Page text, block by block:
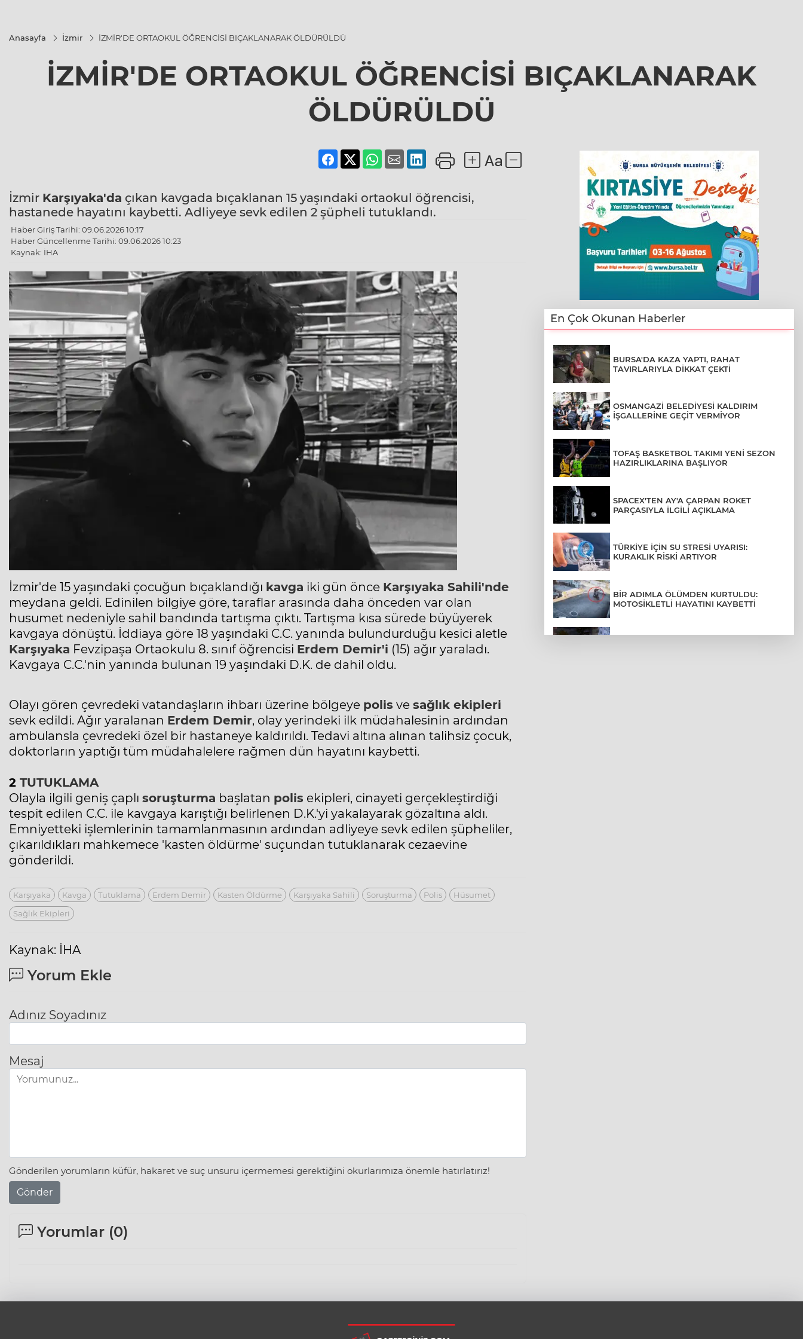
Anasayfa İzmir İZMİR'DE ORTAOKUL ÖĞRENCİSİ BIÇAKLANARAK ÖLDÜRÜLDÜ
İZMİR'DE ORTAOKUL ÖĞRENCİSİ BIÇAKLANARAK
ÖLDÜRÜLDÜ
İzmir Karşıyaka'da çıkan kavgada bıçaklanan 15 yaşındaki ortaokul öğrencisi,
hastanede hayatını kaybetti. Adliyeye sevk edilen 2 şüpheli tutuklandı.
Haber Giriş Tarihi: 09.06.2026 10:17
Haber Güncellenme Tarihi: 09.06.2026 10:23
Kaynak: İHA
İzmir'de 15 yaşındaki çocuğun bıçaklandığı kavga iki gün önce Karşıyaka Sahili'nde
meydana geldi. Edinilen bilgiye göre, taraflar arasında daha önceden var olan
husumet nedeniyle sahil bandında tartışma çıktı. Tartışma kısa sürede büyüyerek
kavgaya dönüştü. İddiaya göre 18 yaşındaki C.C. yanında bulundurduğu kesici aletle
Karşıyaka Fevzipaşa Ortaokulu 8. sınıf öğrencisi Erdem Demir'i (15) ağır yaraladı.
Kavgaya C.C.'nin yanında bulunan 19 yaşındaki D.K. de dahil oldu.
Olayı gören çevredeki vatandaşların ihbarı üzerine bölgeye polis ve sağlık ekipleri
sevk edildi. Ağır yaralanan Erdem Demir, olay yerindeki ilk müdahalesinin ardından
ambulansla çevredeki özel bir hastaneye kaldırıldı. Tedavi altına alınan talihsiz çocuk,
doktorların yaptığı tüm müdahalelere rağmen dün hayatını kaybetti.
2 TUTUKLAMA
Olayla ilgili geniş çaplı soruşturma başlatan polis ekipleri, cinayeti gerçekleştirdiği
tespit edilen C.C. ile kavgaya karıştığı belirlenen D.K.'yi yakalayarak gözaltına aldı.
Emniyetteki işlemlerinin tamamlanmasının ardından adliyeye sevk edilen şüpheliler,
çıkarıldıkları mahkemece 'kasten öldürme' suçundan tutuklanarak cezaevine
gönderildi.
Karşıyaka Kavga Tutuklama Erdem Demir Kasten Öldürme Karşıyaka Sahili Soruşturma Polis
Hüsumet
Sağlık Ekipleri
Kaynak: İHA
Yorum Ekle
Adınız Soyadınız
Mesaj
Gönderilen yorumların küfür, hakaret ve suç unsuru içermemesi gerektiğini okurlarımıza önemle hatırlatırız!
Gönder
Yorumlar (0)
En Çok Okunan Haberler
BURSA'DA KAZA YAPTI, RAHAT
TAVIRLARIYLA DİKKAT ÇEKTİ
OSMANGAZİ BELEDİYESİ KALDIRIM
İŞGALLERİNE GEÇİT VERMİYOR
TOFAŞ BASKETBOL TAKIMI YENİ SEZON
HAZIRLIKLARINA BAŞLIYOR
SPACEX'TEN AY'A ÇARPAN ROKET
PARÇASIYLA İLGİLİ AÇIKLAMA
TÜRKİYE İÇİN SU STRESİ UYARISI:
KURAKLIK RİSKİ ARTIYOR
BİR ADIMLA ÖLÜMDEN KURTULDU:
MOTOSİKLETLİ HAYATINI KAYBETTİ